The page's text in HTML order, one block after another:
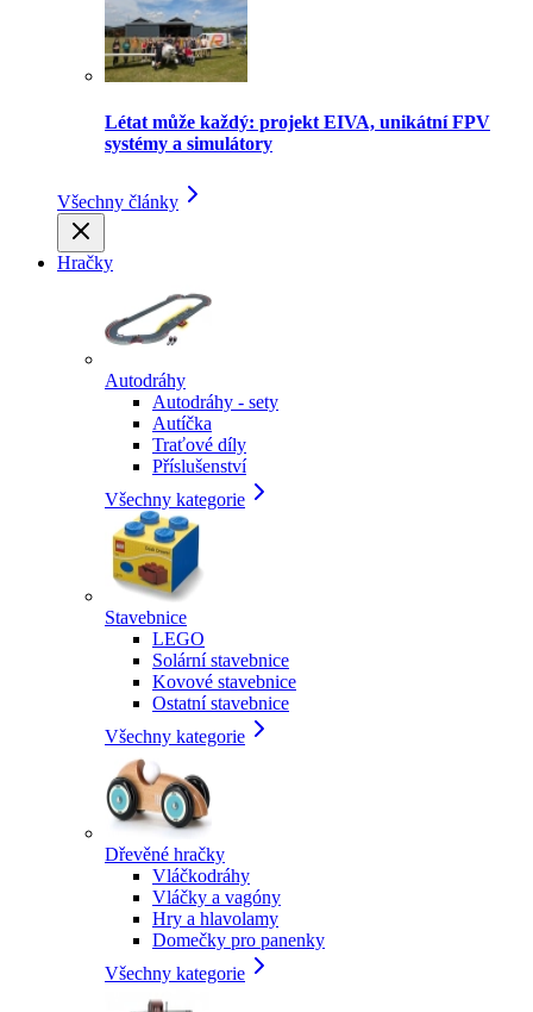
Létat může každý: projekt EIVA, unikátní FPV
systémy a simulátory
Všechny články
Hračky
Autodráhy
Autodráhy - sety
Autíčka
Traťové díly
Příslušenství
Všechny kategorie
Stavebnice
LEGO
Solární stavebnice
Kovové stavebnice
Ostatní stavebnice
Všechny kategorie
Dřevěné hračky
Vláčkodráhy
Vláčky a vagóny
Hry a hlavolamy
Domečky pro panenky
Všechny kategorie